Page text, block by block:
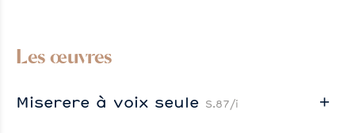
Les œuvres
Miserere à voix seule S.87/i